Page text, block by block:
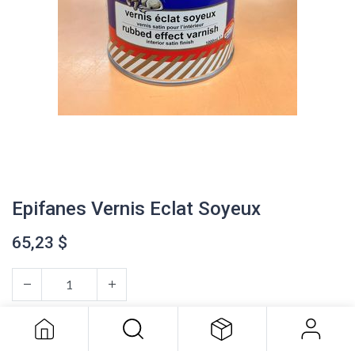
Epifanes Vernis Eclat Soyeux
65,23 $
AJOUTER AU PANIER
65,23$